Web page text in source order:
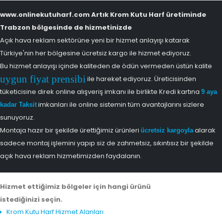
www.onlinekutuharf.com Artık Krom Kutu Harf üretiminde
Trabzon bölgesinde de hizmetinizde
Açık hava reklam sektörüne yeni bir hizmet anlayışı katarak
Türkiye'nin her bölgesine ücretsiz kargo ile hizmet ediyoruz.
Bu hizmet anlayışı içinde kaliteden de ödün vermeden üstün kalite
uygun fiyat prensibi ile hareket ediyoruz. Üreticisinden
tüketicisine direk online alışveriş imkanı ile birlikte Kredi kartına 9 aya
kadar Taksitimkanları ile online sistemin tüm avantajlarını sizlere
sunuyoruz.
Montaja hazır bir şekilde ürettiğimiz ürünleri ücretsiz kargoylaalarak
sadece montaj işlemini yapıp siz de zahmetsiz, sıkıntısız bir şekilde
açık hava reklam hizmetimizden faydalanın.
Hizmet ettiğimiz bölgeler için hangi ürünü
istediğinizi seçin.
Krom Kutu Harf Hizmet Alanları